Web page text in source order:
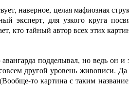
наверное, целая мафиозная
эксперт, для узкого круга
кто тайный автор всех этих
подделывал, но ведь он и
другой уровень живописи.
то картина с таким